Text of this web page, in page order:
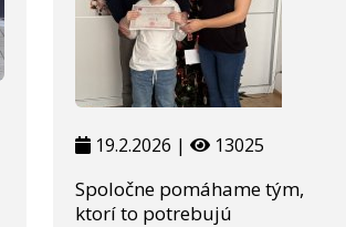
19.2.2026 | 13025
Spoločne pomáhame tým,
ktorí to potrebujú